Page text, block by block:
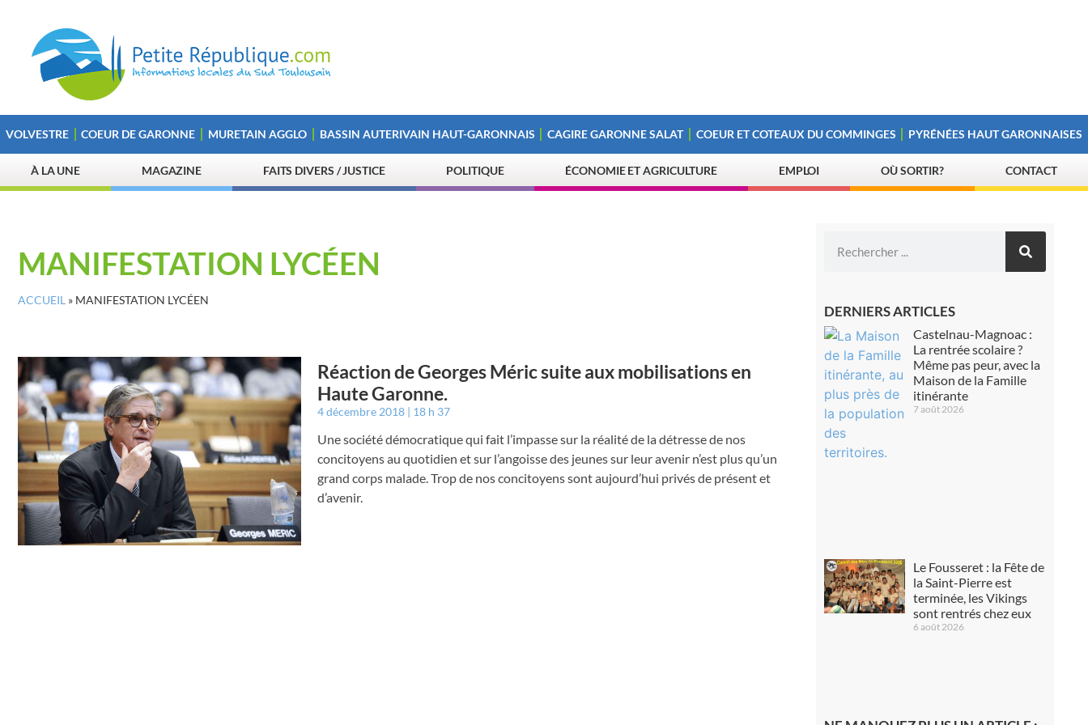
VOLVESTRE COEUR DE GARONNE MURETAIN AGGLO BASSIN AUTERIVAIN HAUT-GARONNAIS CAGIRE GARONNE SALAT COEUR ET COTEAUX DU COMMINGES PYRÉNÉES HAUT GARONNAISES
À LA UNE MAGAZINE FAITS DIVERS / JUSTICE POLITIQUE ÉCONOMIE ET AGRICULTURE EMPLOI OÙ SORTIR? CONTACT
MANIFESTATION LYCÉEN
ACCUEIL » MANIFESTATION LYCÉEN
Réaction de Georges Méric suite aux mobilisations en
Haute Garonne.
4 décembre 2018 18 h 37
Une société démocratique qui fait l’impasse sur la réalité de la détresse de nos
concitoyens au quotidien et sur l’angoisse des jeunes sur leur avenir n’est plus qu’un
grand corps malade. Trop de nos concitoyens sont aujourd’hui privés de présent et
d’avenir.
DERNIERS ARTICLES
Castelnau-Magnoac :
La rentrée scolaire ?
Même pas peur, avec la
Maison de la Famille
itinérante
7 août 2026
Le Fousseret : la Fête de
la Saint-Pierre est
terminée, les Vikings
sont rentrés chez eux
6 août 2026